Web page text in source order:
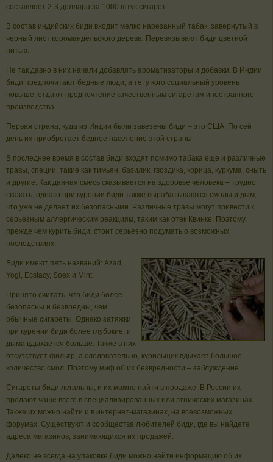
составляет 2-3 доллара за 1000 штук сигарет.
В состав индийских биди входит мелко нарезанный табак, завернутый в
черный лист коромандельского дерева. Перевязывают биди цветной
нитью.
Не так давно в них начали добавлять ароматизаторы и добавки. В Индии
биди предпочитают бедные люди, а те, у кого социальный уровень
повыше, отдают предпочтение качественным сигаретам иностранного
производства.
Первая страна, куда из Индии были завезены биди – это США. По сей
день их приобретает бедное население этой страны.
В последнее время в состав биди входят помимо табака еще и различные
травы, специи, такие как тимьян, базилик, гвоздика, корица, куркума, сныть
и другие. Как данная смесь сказывается на здоровье человека – трудно
сказать, однако при курении биди также вырабатываются смолы и дым,
что уже не делает их безопасными. Различные травы могут привести к
серьезным аллергическим реакциям, таким как отек Квинке. Поэтому,
прежде чем курить биди, стоит серьезно подумать о возможных
последствиях.
Биди имеют пять названий: Azad,
Yogi, Ecstacy, Soex и Mint.
Принято считать, что биди более
безопасны и безвредны, чем
обычные сигареты. Однако затяжки
при курении биди более глубокие, и
дыма вдыхается больше. Также в них
отсутствует фильтр, а следовательно, курильщик вдыхает большое
количество смол. Поэтому миф об их безвредности – заблуждение.
Сигареты биди легальны, и их можно найти в продаже. В России их
продают чаще всего в специализированных или этнических магазинах.
Также их можно найти и в интернет-магазинах, на всевозможных
форумах. Существуют и сообщества любителей биди, где вы найдете
адреса магазинов, занимающихся их продажей.
Далеко не всегда на упаковке биди можно найти информацию об их